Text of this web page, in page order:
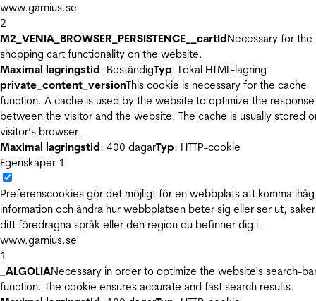
www.garnius.se
2
M2_VENIA_BROWSER_PERSISTENCE__cartIdNecessary for the
shopping cart functionality on the website.
Maximal lagringstid: BeständigTyp: Lokal HTML-lagring
private_content_versionThis cookie is necessary for the cache
function. A cache is used by the website to optimize the
between the visitor and the website. The cache is usually stored
visitor’s browser.
Maximal lagringstid: 400 dagarTyp: HTTP-cookie
Egenskaper 1
Preferenscookies gör det möjligt för en webbplats att komma ihåg
information och ändra hur webbplatsen beter sig eller ser ut,
ditt föredragna språk eller den region du befinner dig i.
www.garnius.se
1
_ALGOLIANecessary in order to optimize the website's search-
function. The cookie ensures accurate and fast search results.